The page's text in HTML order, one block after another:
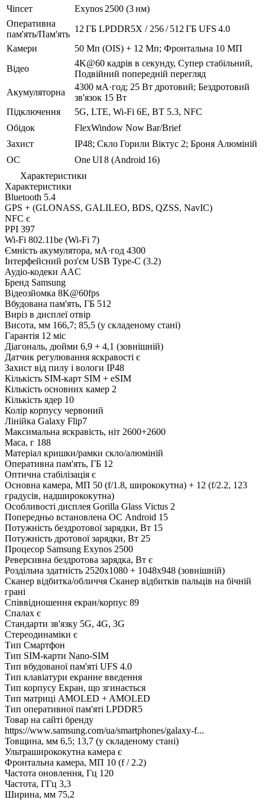
Чіпсет
Exynos 2500 (3 нм)
Оперативна
пам'ять/Пам'ять
12 ГБ LPDDR5X / 256 / 512 ГБ UFS 4.0
Камери
50 Мп (OIS) + 12 Мп; Фронтальна 10 МП
Відео
4K@60 кадрів в секунду, Супер стабільний,
Подвійний попередній перегляд
Акумуляторна
4300 мА·год; 25 Вт дротовий; Бездротовий
зв'язок 15 Вт
Підключення
5G, LTE, Wi-Fi 6E, BT 5.3, NFC
Обідок
FlexWindow Now Bar/Brief
Захист
IP48; Скло Горили Віктус 2; Броня Алюміній
ОС
One UI 8 (Android 16)
Характеристики
Характеристики
Bluetooth 5.4
GPS + (GLONASS, GALILEO, BDS, QZSS, NavIC)
NFC є
PPI 397
Wi-Fi 802.11be (Wi-Fi 7)
Ємність акумулятора, мА·год 4300
Інтерфейсний роз'єм USB Type-C (3.2)
Аудіо-кодеки AAC
Бренд Samsung
Відеозйомка 8K@60fps
Вбудована пам'ять, ГБ 512
Виріз в дисплеї отвір
Висота, мм 166,7; 85,5 (у складеному стані)
Гарантія 12 міс
Діагональ, дюйми 6,9 + 4,1 (зовнішній)
Датчик регулювання яскравості є
Захист від пилу і вологи IP48
Кількість SIM-карт SIM + eSIM
Кількість основних камер 2
Кількість ядер 10
Колір корпусу червоний
Лінійка Galaxy Flip7
Максимальна яскравість, ніт 2600+2600
Маса, г 188
Матеріал кришки/рамки скло/алюміній
Оперативна пам'ять, ГБ 12
Оптична стабілізація є
Основна камера, МП 50 (f/1.8, ширококутна) + 12 (f/2.2, 123
градусів, надширококутна)
Особливості дисплея Gorilla Glass Victus 2
Попередньо встановлена ОС Android 15
Потужність бездротової зарядки, Вт 15
Потужність дротової зарядки, Вт 25
Процесор Samsung Exynos 2500
Реверсивна бездротова зарядка, Вт є
Роздільна здатність 2520x1080 + 1048x948 (зовнішній)
Сканер відбитка/обличчя Сканер відбитків пальців на бічній
грані
Співвідношення екран/корпус 89
Спалах є
Стандарти зв'язку 5G, 4G, 3G
Стереодинаміки є
Тип Смартфон
Тип SIM-карти Nano-SIM
Тип вбудованої пам'яті UFS 4.0
Тип клавіатури екранне введення
Тип корпусу Екран, що згинається
Тип матриці AMOLED + AMOLED
Тип оперативної пам'яті LPDDR5
Товар на сайті бренду
https://www.samsung.com/ua/smartphones/galaxy-f...
Товщина, мм 6,5; 13,7 (у складеному стані)
Ультраширококутна камера є
Фронтальна камера, МП 10 (f / 2.2)
Частота оновлення, Гц 120
Частота, ГГц 3,3
Ширина, мм 75,2